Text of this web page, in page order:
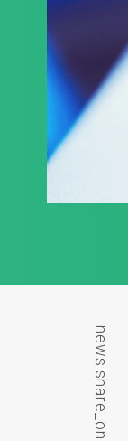
news.share_on